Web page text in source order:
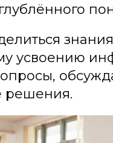
усвоению
решения.